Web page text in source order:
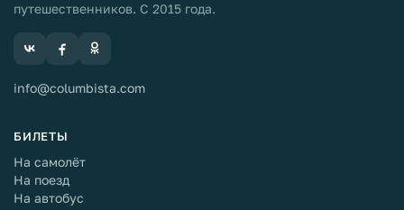
путешественников. С 2015 года.
info@columbista.com
БИЛЕТЫ
На самолёт
На поезд
На автобус